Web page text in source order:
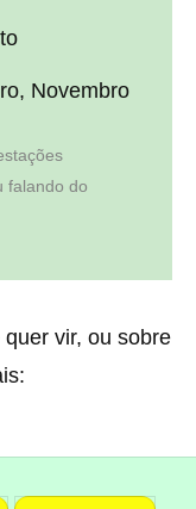
Novembro
falando do
vir, ou sobre